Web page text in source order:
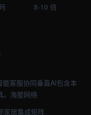
月
8-10 倍
能客服协同垂直AI包含本
。海屋网络
家居集成矩阵